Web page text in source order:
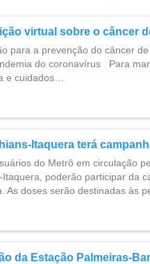
virtual sobre o câncer
para a prevenção do câncer
do coronavírus Para
e cuidados…
Itaquera terá
do Metrô em circulação
poderão participar da
As doses serão destinadas às
da Estação Palmeiras-